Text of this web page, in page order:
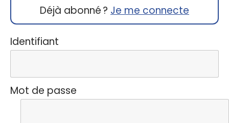
Déjà abonné ? Je me connecte
Identifiant
Mot de passe